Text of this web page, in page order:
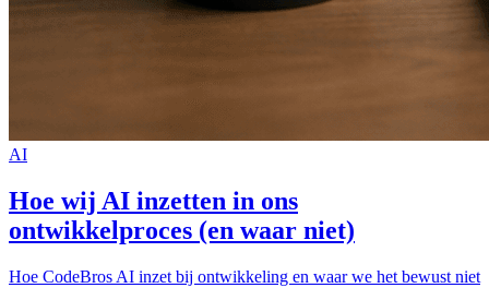
AI
Hoe wij AI inzetten in ons
ontwikkelproces (en waar niet)
Hoe CodeBros AI inzet bij ontwikkeling en waar we het bewust niet